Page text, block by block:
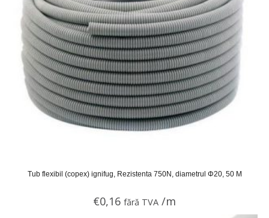
Tub flexibil (copex) ignifug, Rezistenta 750N, diametrul Φ20, 50 M
€0,16 fără TVA /m